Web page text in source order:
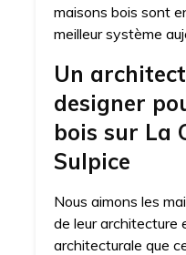
maisons bois sont
meilleur système
Un
designer
bois sur La
Sulpice
Nous aimons les
de leur architecture
architecturale que